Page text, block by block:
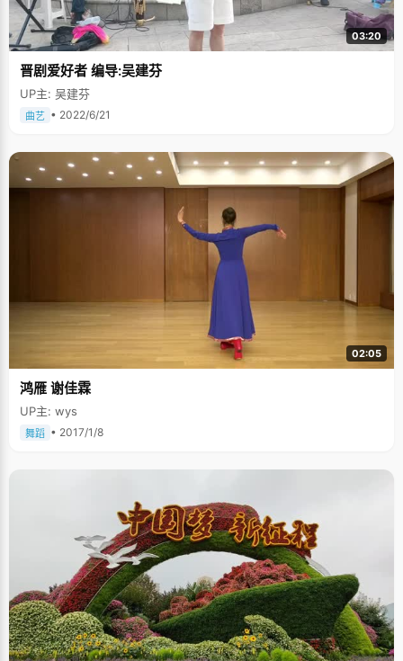
03:20
晋剧爱好者 编导:吴建芬
UP主: 吴建芬
曲艺 • 2022/6/21
02:05
鸿雁 谢佳霖
UP主: wys
舞蹈 • 2017/1/8